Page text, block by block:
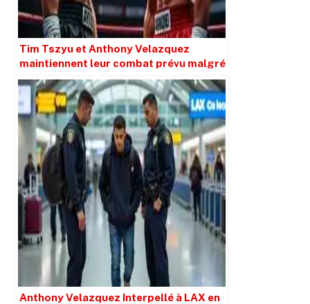
Tim Tszyu et Anthony Velazquez
maintiennent leur combat prévu malgré
l’attaque terroriste
Anthony Velazquez Interpellé à LAX en